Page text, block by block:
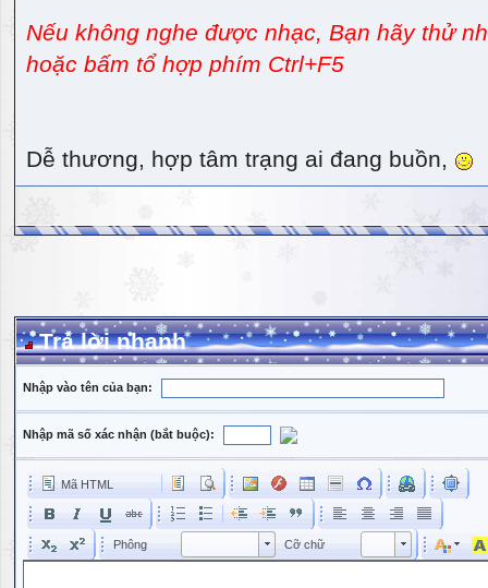
Nếu không nghe được nhạc, Bạn hãy thử
hoặc bấm tổ hợp phím Ctrl+F5
Dễ thương, hợp tâm trạng ai đang buồn,
Trả lời nhanh
Nhập vào tên của bạn:
Nhập mã số xác nhận (bắt buộc):
Mã HTML
Phông Phông Cỡ chữ Kích cỡ phông